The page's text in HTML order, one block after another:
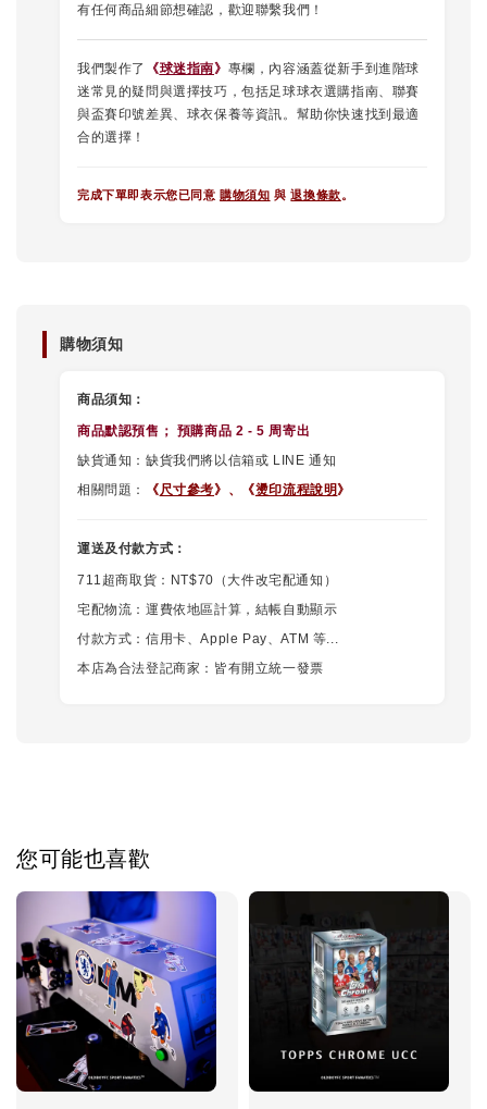
有任何商品細節想確認，歡迎聯繫我們！
我們製作了 《球迷指南》 專欄，內容涵蓋從新手到進階球
迷常見的疑問與選擇技巧，包括足球球衣選購指南、聯賽
與盃賽印號差異、球衣保養等資訊。幫助你快速找到最適
合的選擇！
完成下單即表示您已同意 購物須知 與退換條款。
購物須知
商品須知：
商品默認預售 ； 預購商品 2 - 5 周寄出
缺貨通知：缺貨我們將以信箱或 LINE 通知
相關問題：
《尺寸參考》、 《燙印流程說明 》
運送及付款方式：
711超商取貨：NT$70（大件改宅配通知）
宅配物流：運費依地區計算，結帳自動顯示
付款方式：信用卡、Apple Pay、ATM 等...
本店為合法登記商家：皆有開立統一發票
您可能也喜歡